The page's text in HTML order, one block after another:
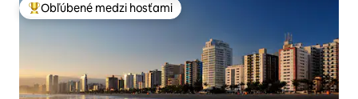
Najobľúbenejšie medzi hosťami
Obľúbené medzi hosťami